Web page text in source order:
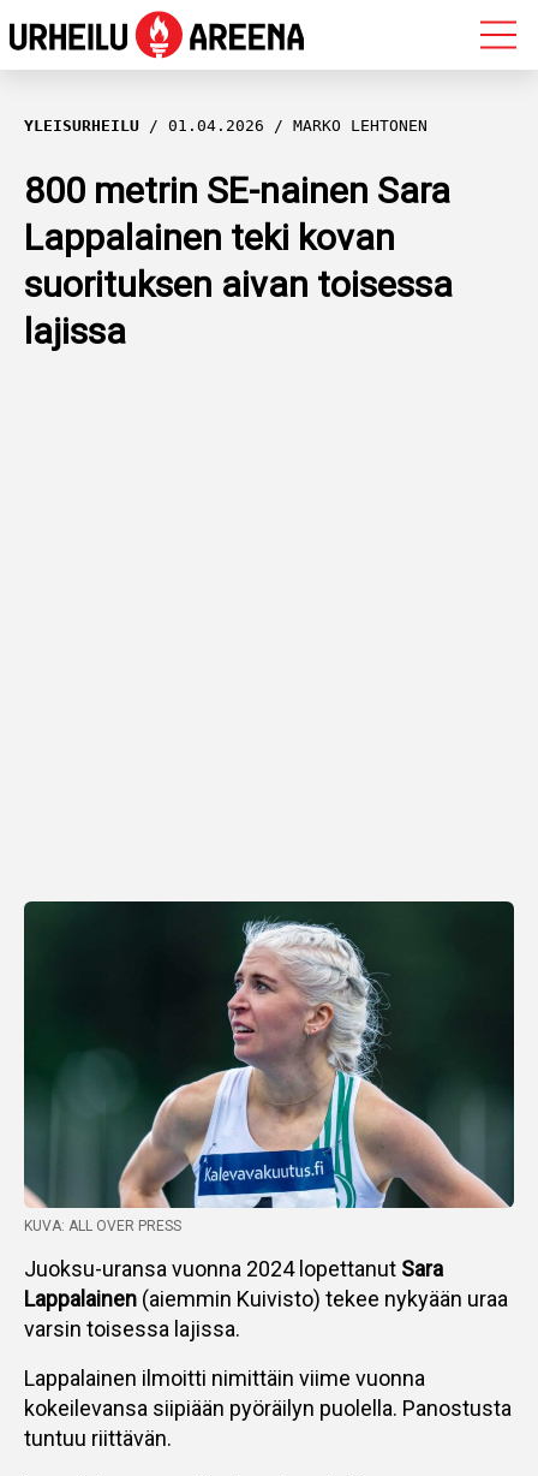
OLYMPIALAISET
MAASTOHIIHTO
AMPUMAHIIHTO
YLEISURHEILU
YLEISURHEILU 01.04.2026 MARKO LEHTONEN
800 metrin SE-nainen Sara
Lappalainen teki kovan
suorituksen aivan toisessa
lajissa
KUVA: ALL OVER PRESS
Juoksu-uransa vuonna 2024 lopettanut Sara
Lappalainen (aiemmin Kuivisto) tekee nykyään uraa
varsin toisessa lajissa.
Lappalainen ilmoitti nimittäin viime vuonna
kokeilevansa siipiään pyöräilyn puolella. Panostusta
tuntuu riittävän.